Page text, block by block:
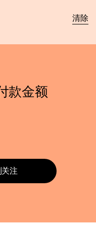
清除
款金额
注